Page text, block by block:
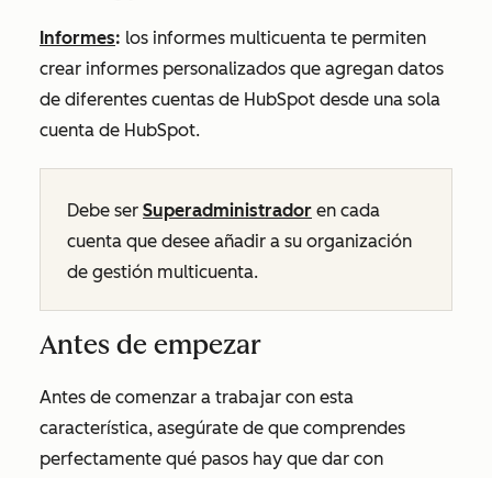
Informes: los informes multicuenta te permiten
crear informes personalizados que agregan datos
de diferentes cuentas de HubSpot desde una sola
cuenta de HubSpot.
Debe ser Superadministrador en cada
cuenta que desee añadir a su organización
de gestión multicuenta.
Antes de empezar
Antes de comenzar a trabajar con esta
característica, asegúrate de que comprendes
perfectamente qué pasos hay que dar con